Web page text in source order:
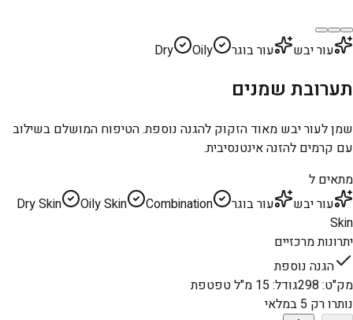
עור יבש עור בוגר Dry Oily
תערובת שמנים
שמן לעור יבש מאוד הזקוק להגנה נוספת. הטיפוח המושלם בשילוב
עם קרמים להזנה אינטנסיבית.
מתאים ל
עור יבש
עור בוגר Dry Skin Oily Skin
Combination
Skin
יתרונות מרכזיים
הגנה נוספת
מק"ט:
298גודל: 15 מ"ל טפטפת
נותרו רק 5 במלאי